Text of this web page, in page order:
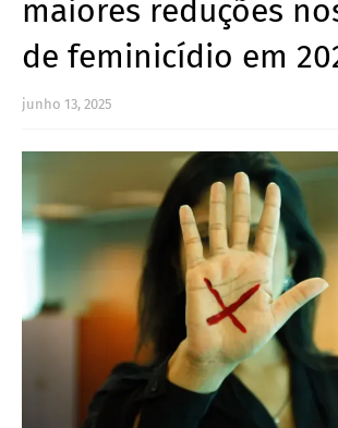
maiores reduções
de feminicídio em
junho 13, 2025